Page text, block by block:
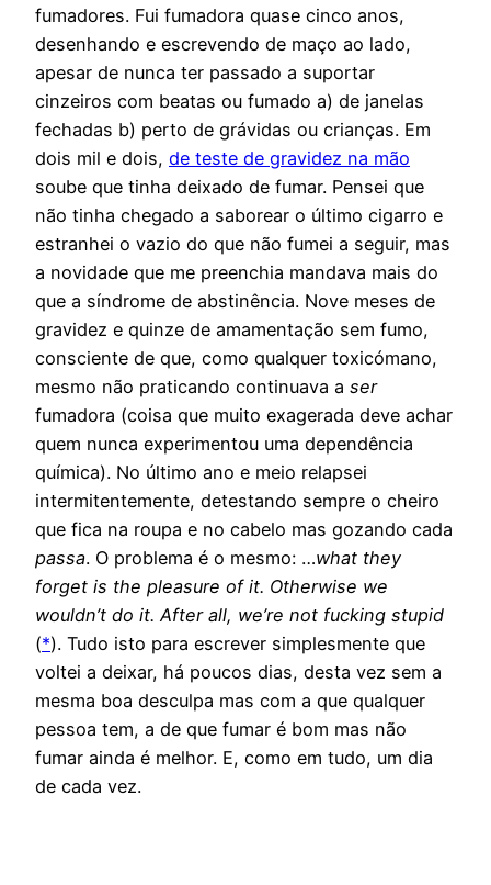
fumadores. Fui fumadora quase cinco anos,
desenhando e escrevendo de maço ao lado,
apesar de nunca ter passado a suportar
cinzeiros com beatas ou fumado a) de janelas
fechadas b) perto de grávidas ou crianças. Em
dois mil e dois, de teste de gravidez na mão
soube que tinha deixado de fumar. Pensei que
não tinha chegado a saborear o último cigarro e
estranhei o vazio do que não fumei a seguir, mas
a novidade que me preenchia mandava mais do
que a síndrome de abstinência. Nove meses de
gravidez e quinze de amamentação sem fumo,
consciente de que, como qualquer toxicómano,
mesmo não praticando continuava a ser
fumadora (coisa que muito exagerada deve achar
quem nunca experimentou uma dependência
química). No último ano e meio relapsei
intermitentemente, detestando sempre o cheiro
que fica na roupa e no cabelo mas gozando cada
passa. O problema é o mesmo: …what they
forget is the pleasure of it. Otherwise we
wouldn’t do it. After all, we’re not fucking stupid
(*). Tudo isto para escrever simplesmente que
voltei a deixar, há poucos dias, desta vez sem a
mesma boa desculpa mas com a que qualquer
pessoa tem, a de que fumar é bom mas não
fumar ainda é melhor. E, como em tudo, um dia
de cada vez.